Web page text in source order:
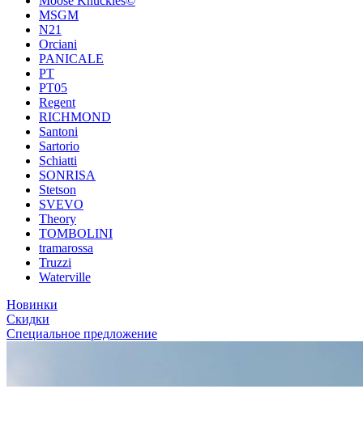
MSGM
N21
Orciani
PANICALE
PT
PT05
Regent
RICHMOND
Santoni
Sartorio
Schiatti
SONRISA
Stetson
SVEVO
Theory
TOMBOLINI
tramarossa
Truzzi
Waterville
Новинки
Скидки
Специальное предложение